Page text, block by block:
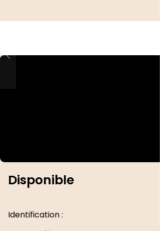
Disponible
Identification :